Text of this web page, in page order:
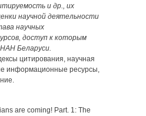
и др., их
научной деятельности
научных
доступ к которым
Беларуси.
цитирования, научная
информационные ресурсы,
are coming! Part. 1: The